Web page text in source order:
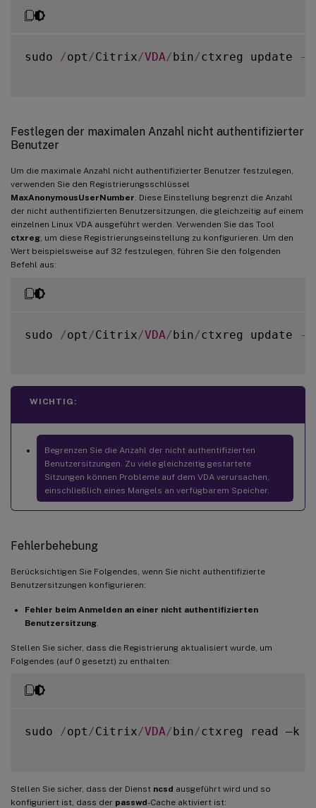
sudo /opt /Citrix/VDA/bin/ctxreg update -
Festlegen der maximalen Anzahl nicht authentifizierter
Benutzer
Um die maximale Anzahl nicht authentifizierter Benutzer festzulegen,
verwenden Sie den Registrierungsschlüssel
MaxAnonymousUserNumber . Diese Einstellung begrenzt die Anzahl
der nicht authentifizierten Benutzersitzungen, die gleichzeitig auf einem
einzelnen Linux VDA ausgeführt werden. Verwenden Sie das Tool
ctxreg , um diese Registrierungseinstellung zu konfigurieren. Um den
Wert beispielsweise auf 32 festzulegen, führen Sie den folgenden
Befehl aus:
sudo /opt /Citrix/VDA/bin/ctxreg update -
WICHTIG:
Begrenzen Sie die Anzahl der nicht authentifizierten
Benutzersitzungen. Zu viele gleichzeitig gestartete
Sitzungen können Probleme auf dem VDA verursachen,
einschließlich eines Mangels an verfügbarem Speicher.
Fehlerbehebung
Berücksichtigen Sie Folgendes, wenn Sie nicht authentifizierte
Benutzersitzungen konfigurieren:
Fehler beim Anmelden an einer nicht authentifizierten
Benutzersitzung
Stellen Sie sicher, dass die Registrierung aktualisiert wurde, um
Folgendes (auf 0 gesetzt) zu enthalten:
sudo /opt /Citrix/VDA/bin/ctxreg read –k
Stellen Sie sicher, dass der Dienst ncsd ausgeführt wird und so
konfiguriert ist, dass der passwd-Cache aktiviert ist: